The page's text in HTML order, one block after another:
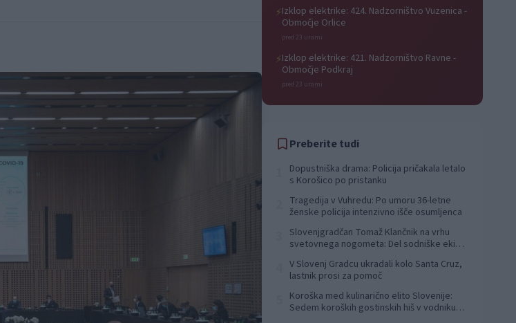
⚡Izklop elektrike: 424. Nadzorništvo Vuzenica -
Območje Orlice
pred 23 urami
⚡Izklop elektrike: 421. Nadzorništvo Ravne -
Območje Podkraj
pred 23 urami
Preberite tudi
Dopustniška drama: Policija pričakala letalo
s Korošico po pristanku
Tragedija v Vuhredu: Po umoru 36-letne
ženske policija intenzivno išče osumljenca
Slovenjgradčan Tomaž Klančnik na vrhu
svetovnega nogometa: Del sodniške ekipe
V Slovenj Gradcu ukradali kolo Santa Cruz,
lastnik prosi za pomoč
Koroška med kulinarično elito Slovenije:
Sedem koroških gostinskih hiš v vodniku